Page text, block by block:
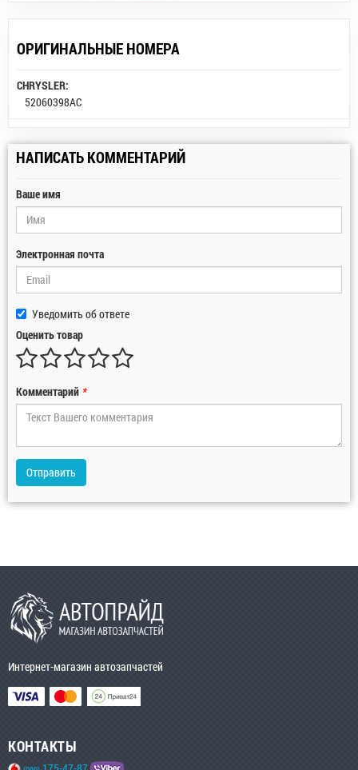
ОРИГИНАЛЬНЫЕ НОМЕРА
CHRYSLER:
52060398AC
НАПИСАТЬ КОММЕНТАРИЙ
Ваше имя
Электронная почта
Уведомить об ответе
Оценить товар
Комментарий *
Отправить
Интернет-магазин автозапчастей
КОНТАКТЫ